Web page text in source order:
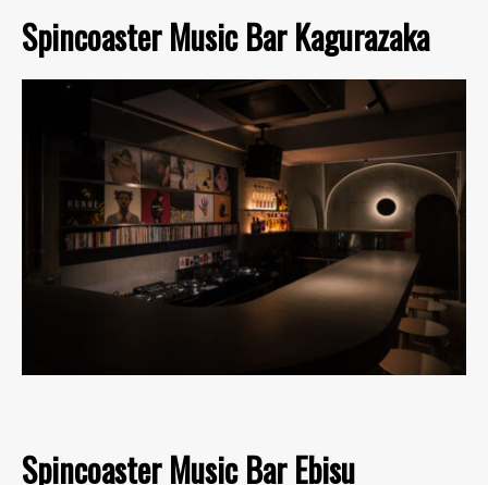
Spincoaster Music Bar Kagurazaka
Spincoaster Music Bar Ebisu